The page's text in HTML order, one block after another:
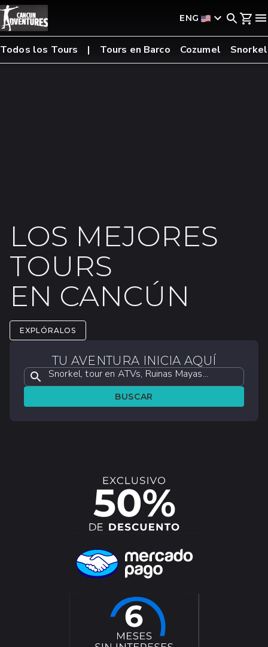
ENG
Todos los Tours Tours en Barco Cozumel
LOS MEJORES
TOURS
EN CANCÚN
EXPLÓRALOS
TU AVENTURA INICIA AQUÍ
Snorkel, tour en ATVs, Ruinas Mayas...
BUSCAR